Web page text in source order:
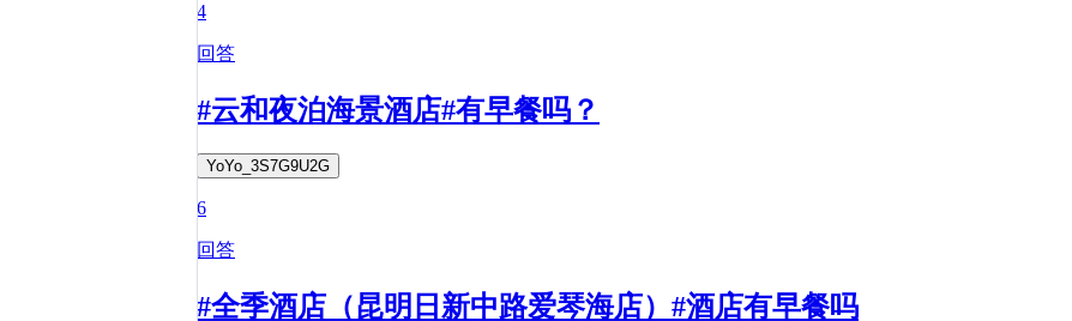
4
回答
#云和夜泊海景酒店#有早餐吗？
YoYo_3S7G9U2G
6
回答
#全季酒店（昆明日新中路爱琴海店）#酒店有早餐吗